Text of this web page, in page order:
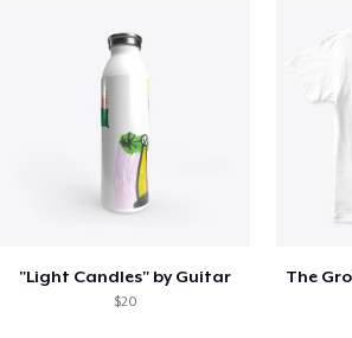
"Light Candles" by Guitar
$20